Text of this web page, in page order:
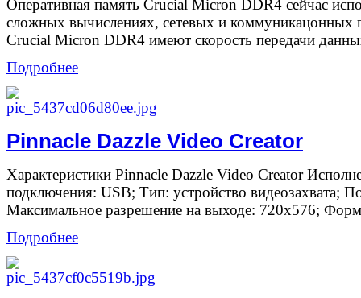
Оперативная память Crucial Micron DDR4 сейчас
сложных вычислениях, сетевых и коммуникацонных
Crucial Micron DDR4 имеют скорость передачи
Подробнее
Pinnacle Dazzle Video Creator
Характеристики Pinnacle Dazzle Video Creator
подключения: USB; Тип: устройство видеозахвата;
Максимальное разрешение на выходе: 720х576;
Подробнее